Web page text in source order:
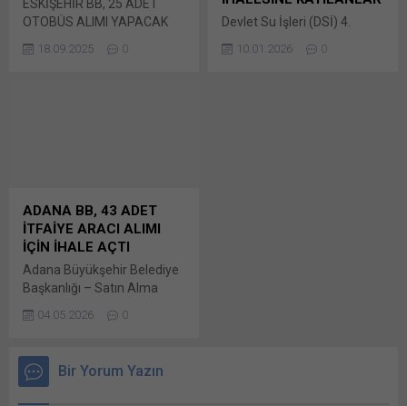
Facebook'ta paylaşmak için
tıklayın (Yeni...
paylaşmak için tıklayın (Yeni
pencerede açılır) WhatsApp
ESKİŞEHİR BB, 25 ADET
OTOBÜS ALIMI YAPACAK
Belediyesi tarafından ihtiyaç
Linkedln üzerinden
paylaşmak için tıklayın (Yeni
pencerede açılır) LinkedIn
WhatsApp'ta paylaşmak için
tıklayın (Yeni pencerede
açılır) WhatsApp
Facebook'ta paylaşmak için
18.09.2025 0
Devlet Su İşleri (DSİ) 4.
tarafından bir süre önce
10.01.2026 0
ADANA BB, 43 ADET
İTFAİYE ARACI ALIMI
İÇİN İHALE AÇTI
Adana Büyükşehir Belediye
Başkanlığı – Satın Alma
tarafından ihtiyaç duyulan
dosya konusu 43 Adet
İtfaiye Aracı Alımı, 4734
04.05.2026 0
Bir Yorum Yazın